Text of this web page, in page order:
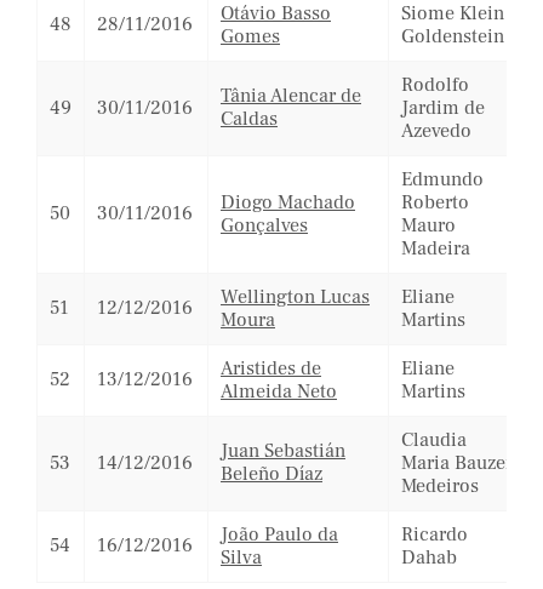
48 28/11/2016
Otávio Basso
Gomes
Siome Klein
Goldenstein
49 30/11/2016
Tânia Alencar de
Caldas
Rodolfo
Jardim de
Azevedo
50 30/11/2016
Diogo Machado
Gonçalves
Edmundo
Roberto
Mauro
Madeira
51 12/12/2016
Wellington Lucas
Moura
Eliane
Martins
52 13/12/2016
Aristides de
Almeida Neto
Eliane
Martins
53 14/12/2016
Juan Sebastián
Beleño Díaz
Claudia
Maria Bauzer
Medeiros
54 16/12/2016
João Paulo da
Silva
Ricardo
Dahab